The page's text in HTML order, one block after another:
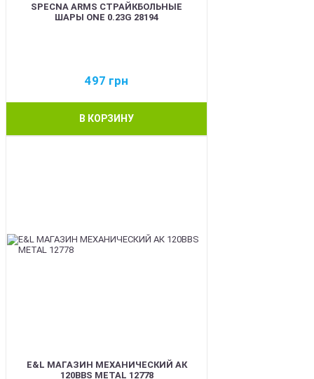
SPECNA ARMS СТРАЙКБОЛЬНЫЕ
ШАРЫ ONE 0.23G 28194
497 грн
В КОРЗИНУ
E&L МАГАЗИН МЕХАНИЧЕСКИЙ АК
120BBS METAL 12778